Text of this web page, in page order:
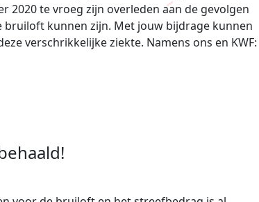
2020 te vroeg zijn overleden aan de gevolgen
kunnen zijn. Met jouw bijdrage kunnen
verschrikkelijke ziekte. Namens ons en KWF: